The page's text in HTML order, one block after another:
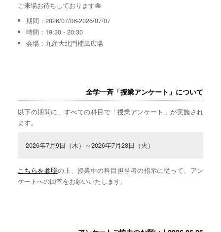
ご来場お待ちしております🎋
期間：2026/07/06-2026/07/07
時間：19:30 - 20:30
会場：九産大北門楠風広場
全学一斉「授業アンケート」について
以下の期間に、すべての科目で「授業アンケート」が実施され
ます。
2026年7月9日（木）～2026年7月28日（火）
こちらを参照の上、授業中の科目担当者の指示に従って、アン
ケートへの回答をお願いいたします。